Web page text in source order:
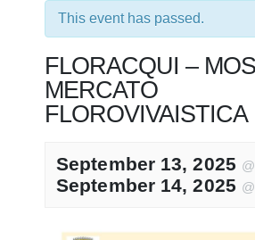
This event has passed.
FLORACQUI –
MERCATO
FLOROVIVAISTICA
September 13, 2025
September 14, 2025 @